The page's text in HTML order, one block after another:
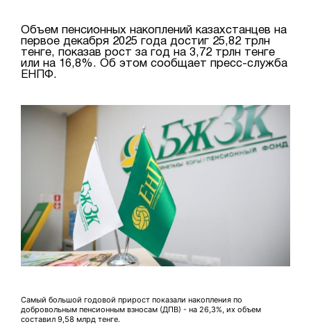
Объем пенсионных накоплений казахстанцев на
первое декабря 2025 года достиг 25,82 трлн
тенге, показав рост за год на 3,72 трлн тенге
или на 16,8%. Об этом сообщает пресс-служба
ЕНПФ.
Самый большой годовой прирост показали накопления по
добровольным пенсионным взносам (ДПВ) - на 26,3%, их объем
составил 9,58 млрд тенге.